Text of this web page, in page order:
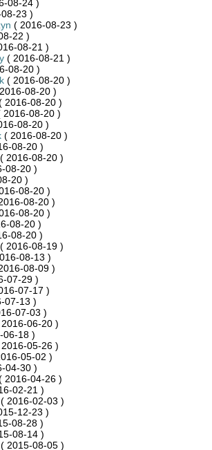
08-24 )
23 )
( 2016-08-23 )
22 )
08-21 )
( 2016-08-21 )
08-20 )
( 2016-08-20 )
08-20 )
2016-08-20 )
2016-08-20 )
08-20 )
( 2016-08-20 )
08-20 )
( 2016-08-20 )
08-20 )
20 )
08-20 )
08-20 )
08-20 )
08-20 )
08-20 )
( 2016-08-19 )
08-13 )
08-09 )
07-29 )
07-17 )
07-13 )
07-03 )
06-20 )
06-18 )
05-26 )
05-02 )
04-30 )
2016-04-26 )
02-21 )
( 2016-02-03 )
12-23 )
08-28 )
08-14 )
( 2015-08-05 )